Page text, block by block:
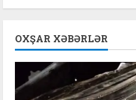
i
n
u
e
OXŞAR XƏBƏRLƏR